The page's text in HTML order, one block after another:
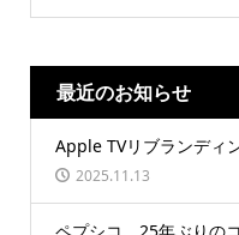
最近のお知らせ
Apple TVリブランディ
2025.11.13